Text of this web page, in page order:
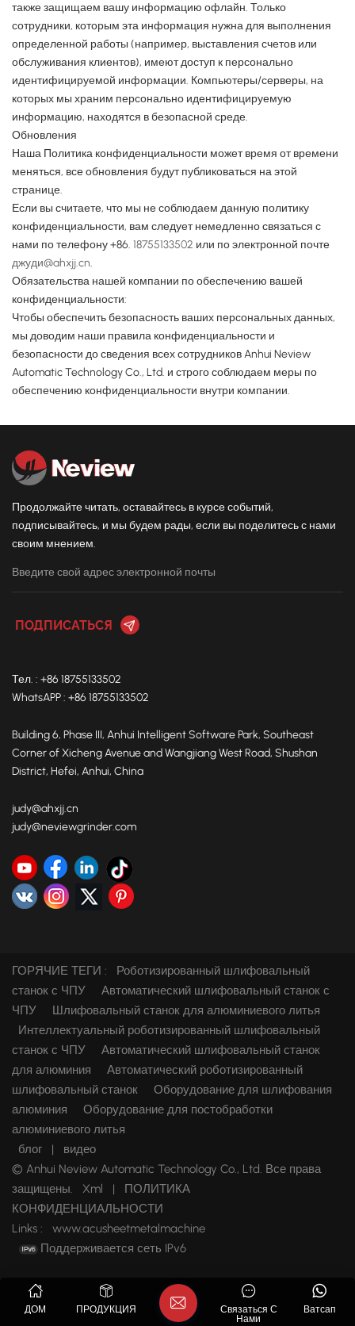
также защищаем вашу информацию офлайн. Только
сотрудники, которым эта информация нужна для выполнения
определенной работы (например, выставления счетов или
обслуживания клиентов), имеют доступ к персонально
идентифицируемой информации. Компьютеры/серверы, на
которых мы храним персонально идентифицируемую
информацию, находятся в безопасной среде.
Обновления
Наша Политика конфиденциальности может время от времени
меняться, все обновления будут публиковаться на этой
странице.
Если вы считаете, что мы не соблюдаем данную политику
конфиденциальности, вам следует немедленно связаться с
нами по телефону +86. 18755133502 или по электронной почте
джуди@ahxjj.cn.
Обязательства нашей компании по обеспечению вашей
конфиденциальности:
Чтобы обеспечить безопасность ваших персональных данных,
мы доводим наши правила конфиденциальности и
безопасности до сведения всех сотрудников Anhui Neview
Automatic Technology Co., Ltd. и строго соблюдаем меры по
обеспечению конфиденциальности внутри компании.
Продолжайте читать, оставайтесь в курсе событий,
подписывайтесь, и мы будем рады, если вы поделитесь с нами
своим мнением.
Тел. : +86 18755133502
WhatsAPP : +86 18755133502
Building 6, Phase III, Anhui Intelligent Software Park, Southeast
Corner of Xicheng Avenue and Wangjiang West Road, Shushan
District, Hefei, Anhui, China
judy@ahxjj.cn
judy@neviewgrinder.com
ГОРЯЧИЕ ТЕГИ :
Роботизированный шлифовальный
станок с ЧПУ
Автоматический шлифовальный станок с
ЧПУ
Шлифовальный станок для алюминиевого литья
Интеллектуальный роботизированный шлифовальный
станок с ЧПУ
Автоматический шлифовальный станок
для алюминия
Автоматический роботизированный
шлифовальный станок
Оборудование для шлифования
алюминия
Оборудование для постобработки
алюминиевого литья
блог
|
видео
© Anhui Neview Automatic Technology Co., Ltd. Все права
защищены.
Xml |
ПОЛИТИКА
КОНФИДЕНЦИАЛЬНОСТИ
Links :
www.acusheetmetalmachine
Поддерживается сеть IPv6
ДОМ ПРОДУКЦИЯ Ватсап
Связаться С
Нами